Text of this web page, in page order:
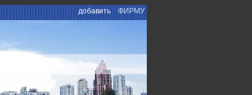
добавить ФИРМУ